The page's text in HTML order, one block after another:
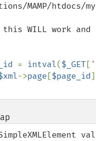
MAMP/htdocs/
this WILL work
= intval($_GET[
->page [$page_id